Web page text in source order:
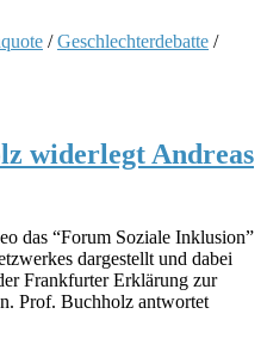
/Geschlechterdebatte /
widerlegt Andreas
das “Forum Soziale Inklusion”
dargestellt und dabei
Frankfurter Erklärung zur
Prof. Buchholz antwortet